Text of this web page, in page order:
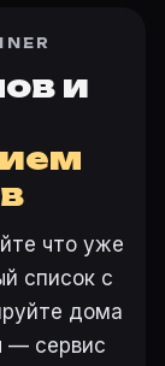
и
что уже
список с
дома
— сервис